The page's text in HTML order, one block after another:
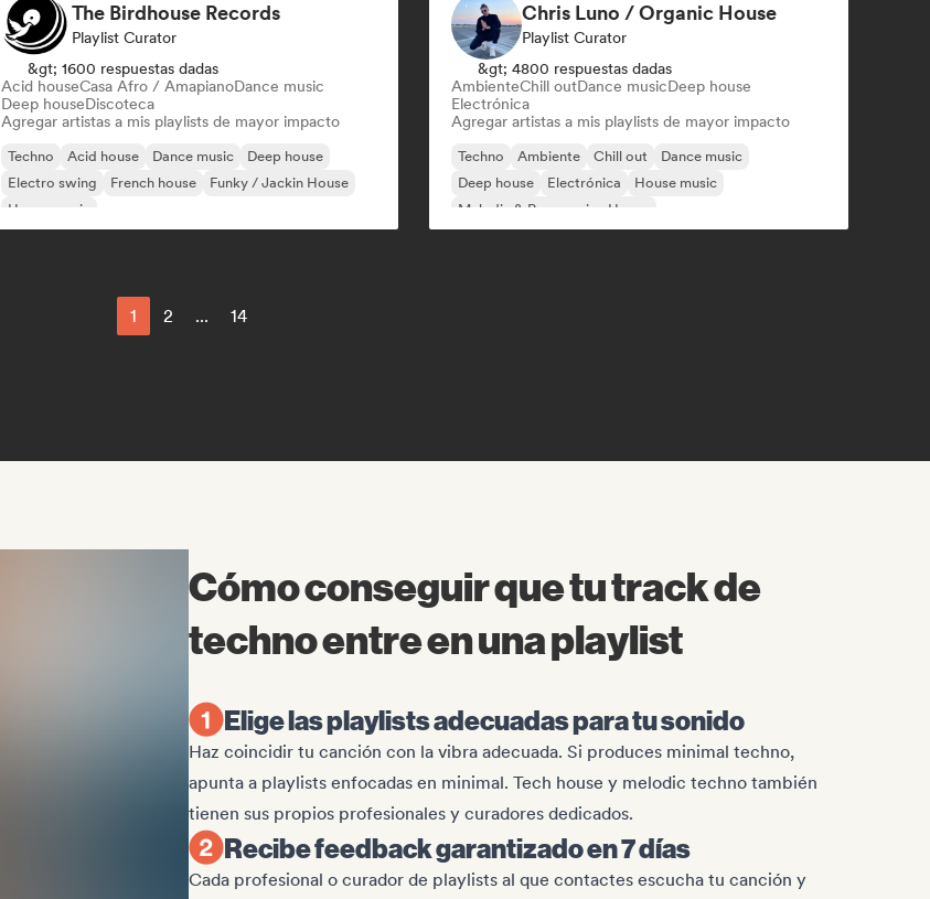
The Birdhouse Records
Playlist Curator
&gt; 1600 respuestas dadas
Acid houseCasa Afro / AmapianoDance music
Deep houseDiscoteca
Agregar artistas a mis playlists de mayor impacto
Techno Acid house Dance music
Deep house
Electro swing
French house
Funky / Jackin House
House music
Chris Luno / Organic House
Playlist Curator
&gt; 4800 respuestas dadas
AmbienteChill outDance musicDeep house
Electrónica
Agregar artistas a mis playlists de mayor impacto
Techno Ambiente Chill out
Dance music
Deep house
Electrónica
House music
Melodic & Progressive House
1 2 ... 14
Cómo conseguir que tu track de
techno entre en una playlist
Elige las playlists adecuadas para tu sonido
Haz coincidir tu canción con la vibra adecuada. Si produces minimal techno,
apunta a playlists enfocadas en minimal. Tech house y melodic techno también
tienen sus propios profesionales y curadores dedicados.
Recibe feedback garantizado en 7 días
Cada profesional o curador de playlists al que contactes escucha tu canción y